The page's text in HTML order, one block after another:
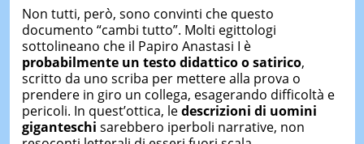
Non tutti, però, sono convinti che questo
documento “cambi tutto”. Molti egittologi
sottolineano che il Papiro Anastasi I è
probabilmente un testo didattico o satirico,
scritto da uno scriba per mettere alla prova o
prendere in giro un collega, esagerando difficoltà e
pericoli. In quest’ottica, ledescrizioni di uomini
giganteschi sarebbero iperboli narrative, non